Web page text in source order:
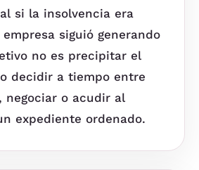
si la insolvencia era
siguió generando
no es precipitar el
decidir a tiempo entre
negociar o acudir al
expediente ordenado.